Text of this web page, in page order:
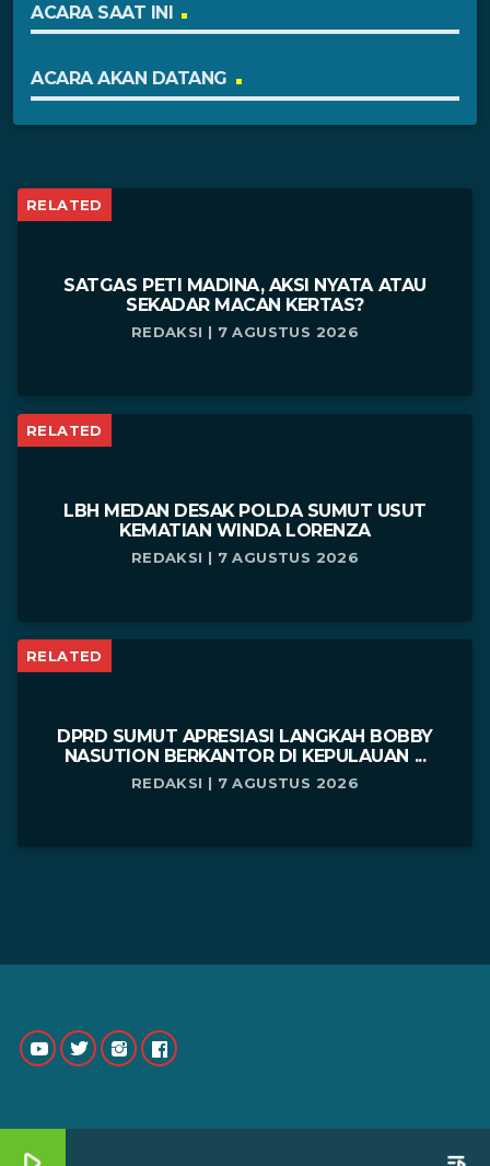
ACARA SAAT INI
ACARA AKAN DATANG
RELATED
SATGAS PETI MADINA, AKSI NYATA ATAU
SEKADAR MACAN KERTAS?
REDAKSI | 7 AGUSTUS 2026
RELATED
LBH MEDAN DESAK POLDA SUMUT USUT
KEMATIAN WINDA LORENZA
REDAKSI | 7 AGUSTUS 2026
RELATED
DPRD SUMUT APRESIASI LANGKAH BOBBY
NASUTION BERKANTOR DI KEPULAUAN ...
REDAKSI | 7 AGUSTUS 2026